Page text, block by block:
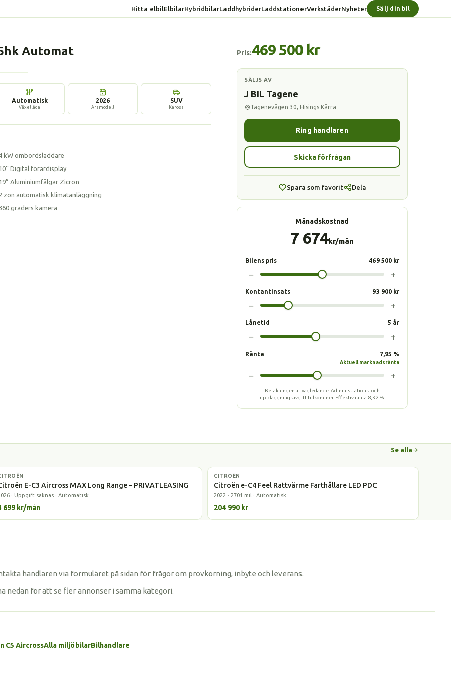
Hitta elbilElbilarHybridbilarLaddhybriderLaddstationerVerkstäderNyheter Sälj din bil
Automat
Automatisk
Växellåda
2026
Årsmodell
SUV
Kaross
kW ombordsladdare
Digital förardisplay
Aluminiumfälgar Zicron
zon automatisk klimatanläggning
graders kamera
Pris:469 500 kr
SÄLJS AV
J BIL Tagene
Tagenevägen 30, Hisings Kärra
Ring handlaren
Skicka förfrågan
Spara som favorit Dela
Månadskostnad
7 674kr/mån
Bilens pris 469 500 kr
− +
Kontantinsats 93 900 kr
− +
Lånetid 5 år
− +
Ränta 7,95 %
Aktuell marknadsränta
− +
Beräkningen är vägledande. Administrations- och
uppläggningsavgift tillkommer. Effektiv ränta 8,32 %
Se alla
Elbil
E-C3 Aircross MAX Long Range – PRIVATLEASING
· Uppgift saknas · Automatisk
699 kr/mån
Elbil
CITROËN
Citroën e-C4 Feel Rattvärme Farthållare LED PDC
2022 · 2701 mil · Automatisk
204 990 kr
handlaren via formuläret på sidan för frågor om provkörning, inbyte och leverans.
nedan för att se fler annonser i samma kategori.
C5 AircrossAlla miljöbilarBilhandlare